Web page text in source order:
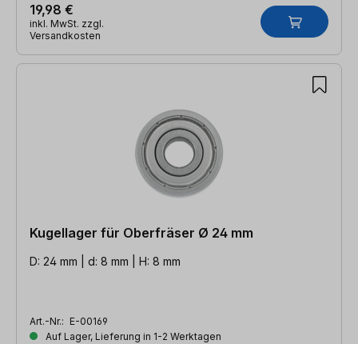
19,98 €
inkl. MwSt. zzgl.
Versandkosten
Kugellager für Oberfräser Ø 24 mm
D: 24 mm | d: 8 mm | H: 8 mm
Art.-Nr.: E-00169
Auf Lager, Lieferung in 1-2 Werktagen